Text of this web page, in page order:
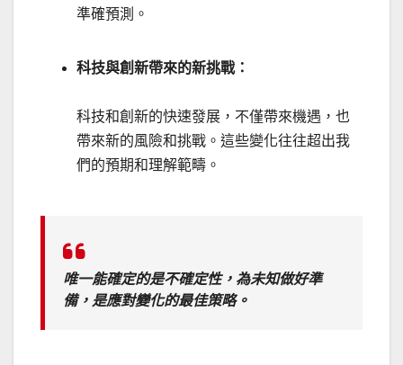
準確預測。
科技與創新帶來的新挑戰：
科技和創新的快速發展，不僅帶來機遇，也
帶來新的風險和挑戰。這些變化往往超出我
們的預期和理解範疇。
唯一能確定的是不確定性，為未知做好準
備，是應對變化的最佳策略。